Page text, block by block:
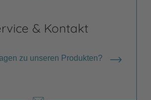
& Kontakt
zu unseren Produkten?